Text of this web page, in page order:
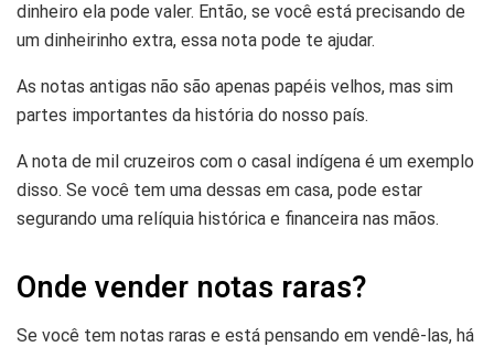
dinheiro ela pode valer. Então, se você está precisando de
um dinheirinho extra, essa nota pode te ajudar.
As notas antigas não são apenas papéis velhos, mas sim
partes importantes da história do nosso país.
A nota de mil cruzeiros com o casal indígena é um exemplo
disso. Se você tem uma dessas em casa, pode estar
segurando uma relíquia histórica e financeira nas mãos.
Onde vender notas raras?
Se você tem notas raras e está pensando em vendê-las, há